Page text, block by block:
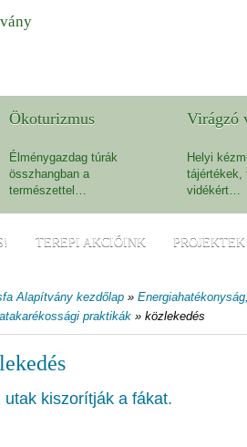
Ökoturizmus
Élménygazdag túrák
összhangban a
természettel…
Virágzó
Helyi
tájértékek,
vidékért…
TEREPI AKCIÓINK PROJEKTEK
Alapítvány kezdőlap »
praktikák » közlekedés